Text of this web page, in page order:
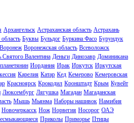
Архангельск Астраханская область Астрахань
Буквы Бульдог Буркина Фасо Бурундук
Воронеж Воронежская область Всеволожск
Святого Валентина Деньги Динозавр Доминикана
Иордания Ирак Иркутск Иркутская
Карелия Катар Кед Кемерово Кемеровская
Красноярск Крокодил Кронштадт Крым Кувейт
Люксембург Лягушка Магадан Магаданская
Мышь Мьянма Наборы нашивок Намибия
Новочеркасск Нож Норвегия Носорог ОАЭ
Приколы Приморье Птицы